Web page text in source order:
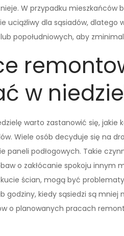
W przypadku mieszkańców
uciążliwy dla sąsiadów, dlatego
popołudniowych, aby
w
warto zastanowić się,
Wiele osób decyduje się na
paneli podłogowych. Takie
o zakłócanie spokoju innym
ścian, mogą być
godziny, kiedy sąsiedzi są mniej
o planowanych pracach